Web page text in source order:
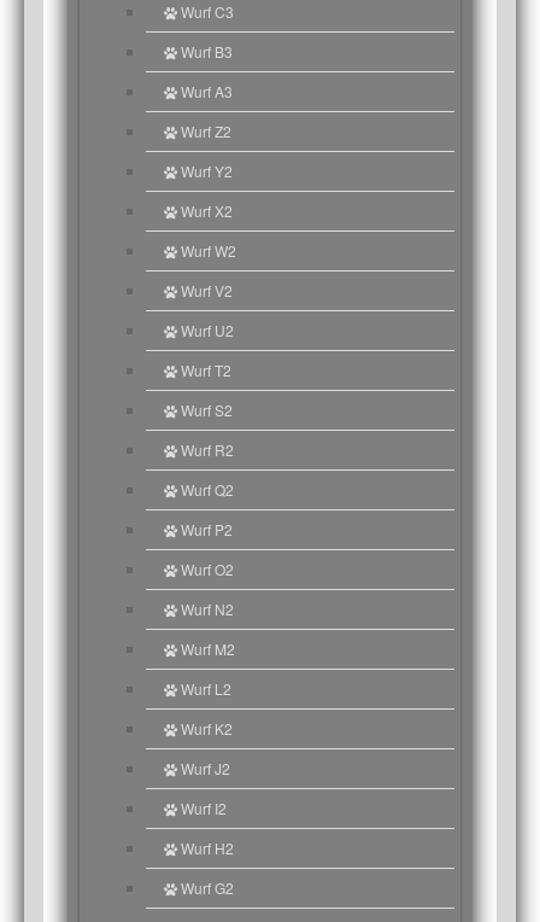
Wurf C3
Wurf B3
Wurf A3
Wurf Z2
Wurf Y2
Wurf X2
Wurf W2
Wurf V2
Wurf U2
Wurf T2
Wurf S2
Wurf R2
Wurf Q2
Wurf P2
Wurf O2
Wurf N2
Wurf M2
Wurf L2
Wurf K2
Wurf J2
Wurf I2
Wurf H2
Wurf G2